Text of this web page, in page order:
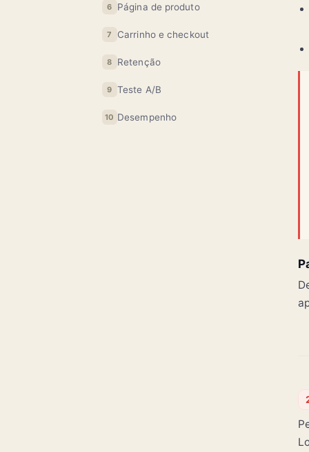
6 Página de produto
7 Carrinho e checkout
8 Retenção
9 Teste A/B
10 Desempenho